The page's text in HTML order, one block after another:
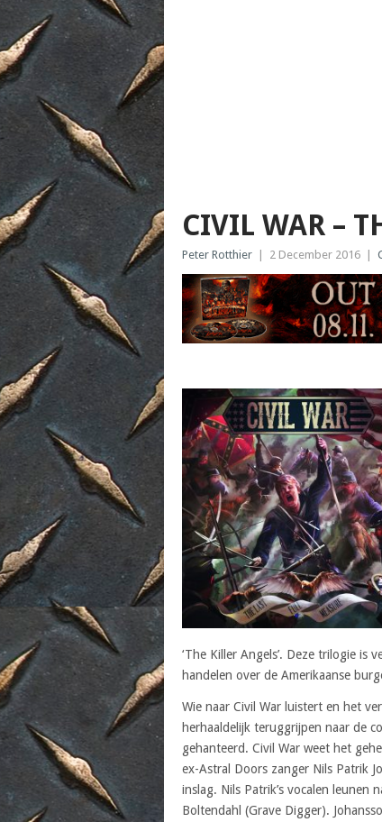
CIVIL WAR –
Peter Rotthier 2 December 2016
‘The Killer Angels’. Deze trilogie is
handelen over de Amerikaanse
Wie naar Civil War luistert en het
herhaaldelijk teruggrijpen naar de
gehanteerd. Civil War weet het
ex-Astral Doors zanger Nils Patrik
inslag. Nils Patrik’s vocalen leunen
Boltendahl (Grave Digger).